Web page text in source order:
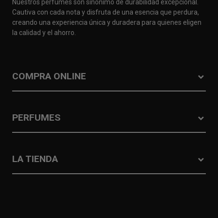
Nuestros perfumes son sinónimo de durabilidad excepcional.
Cautiva con cada nota y disfruta de una esencia que perdura,
creando una experiencia única y duradera para quienes eligen
la calidad y el ahorro.
COMPRA ONLINE
PERFUMES
LA TIENDA